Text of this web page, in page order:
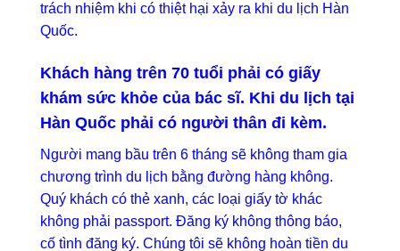
trách nhiệm khi có thiệt hại xảy ra khi du lịch Hàn
Quốc.
Khách hàng trên 70 tuổi phải có giấy
khám sức khỏe của bác sĩ. Khi du lịch tại
Hàn Quốc phải có người thân đi kèm.
Người mang bầu trên 6 tháng sẽ không tham gia
chương trình du lịch bằng đường hàng không.
Quý khách có thẻ xanh, các loại giấy tờ khác
không phải passport. Đăng ký không thông báo,
cố tình đăng ký. Chúng tôi sẽ không hoàn tiền du